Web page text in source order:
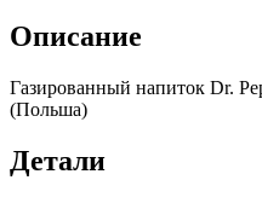
Описание
Газированный напиток Dr.
(Польша)
Детали